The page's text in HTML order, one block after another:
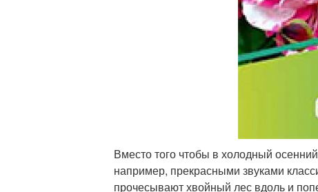
Вместо того чтобы в холодный
например, прекрасными звуками
прочесывают хвойный лес вдоль и